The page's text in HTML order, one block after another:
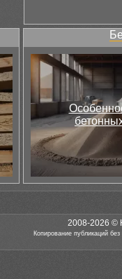
2008-2026 ©
Копирование публикаций